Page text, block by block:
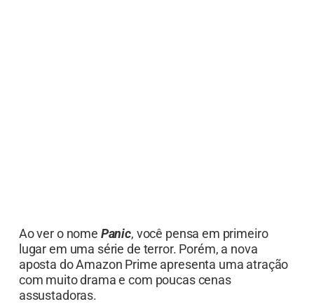
Ao ver o nome Panic, você pensa em primeiro
lugar em uma série de terror. Porém, a nova
aposta do Amazon Prime apresenta uma atração
com muito drama e com poucas cenas
assustadoras.